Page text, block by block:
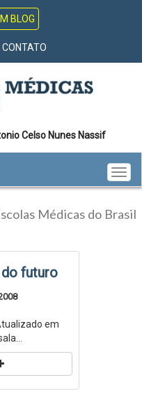
BLOG
CONTATO
Celso Nunes Nassif
Médicas do Brasil
do futuro
em